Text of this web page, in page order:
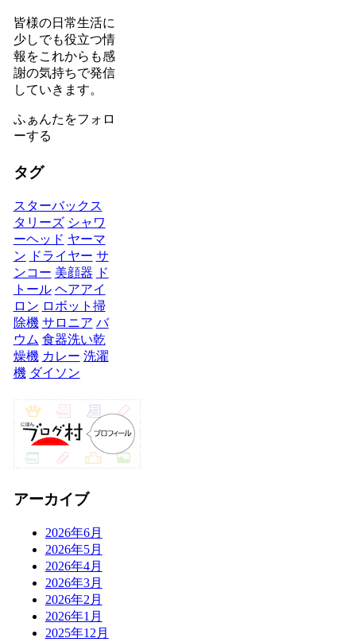
皆様の日常生活に
少しでも役立つ情
報をこれからも感
謝の気持ちで発信
していきます。
ふぁんたをフォロ
ーする
タグ
スターバックス
タリーズ シャワ
ーヘッド ヤーマ
ン ドライヤー サ
ンコー 美顔器 ド
トール ヘアアイ
ロン ロボット掃
除機 サロニア バ
ウム 食器洗い乾
燥機 カレー 洗濯
機 ダイソン
アーカイブ
2026年6月
2026年5月
2026年4月
2026年3月
2026年2月
2026年1月
2025年12月